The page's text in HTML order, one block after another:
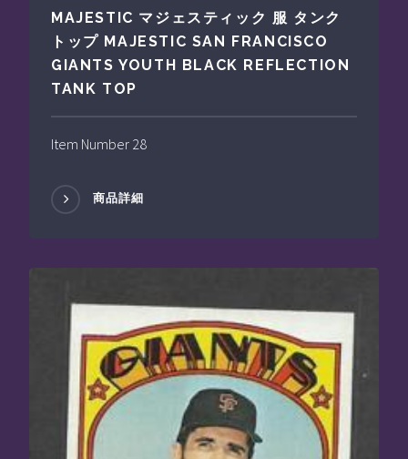
MAJESTIC マジェスティック 服 タンク
トップ MAJESTIC SAN FRANCISCO
GIANTS YOUTH BLACK REFLECTION
TANK TOP
Item Number 28
商品詳細